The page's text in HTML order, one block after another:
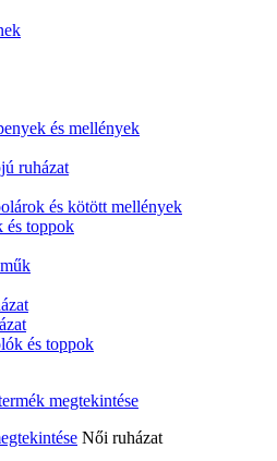
és mellények
ruházat
és kötött mellények
toppok
és toppok
Női ruházat